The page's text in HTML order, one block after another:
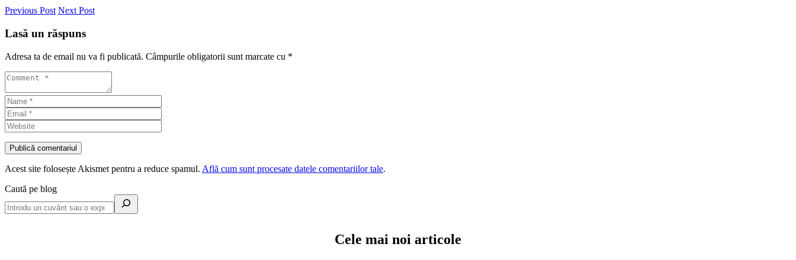
Previous Post Next Post
Lasă un răspuns
Adresa ta de email nu va fi publicată. Câmpurile obligatorii sunt marcate cu *
Acest site folosește Akismet pentru a reduce spamul. Află cum sunt procesate datele comentariilor tale.
Caută pe blog
Cele mai noi articole